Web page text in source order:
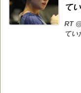
て
RT
てい